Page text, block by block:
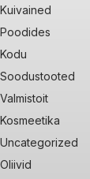
Kuivained
Poodides
Kodu
Soodustooted
Valmistoit
Kosmeetika
Uncategorized
Oliivid